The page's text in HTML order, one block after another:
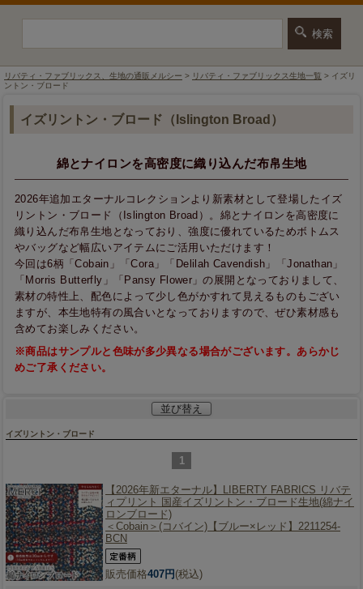
リバティ・ファブリックス、生地の通販メルシー > リバティ・ファブリックス生地一覧 > イズリ
ントン・ブロード
イズリントン・ブロード（Islington Broad）
綿とナイロンを高密度に織り込んだ布帛生地
2026年追加エターナルコレクションより新素材として登場したイズ
リントン・ブロード（Islington Broad）。綿とナイロンを高密度に
織り込んだ布帛生地となっており、強度に優れているためボトムス
やバッグなど幅広いアイテムにご活用いただけます！
今回は6柄「Cobain」「Cora」「Delilah Cavendish」「Jonathan」
「Morris Butterfly」「Pansy Flower」の展開となっておりまして、
素材の特性上、配色によって少し色がかすれて見えるものもござい
ますが、本生地特有の風合いとなっておりますので、ぜひ素材感も
含めてお楽しみください。
※商品はサンプルと色味が多少異なる場合がございます。あらかじ
めご了承ください。
並び替え
イズリントン・ブロード
1
【2026年新エターナル】 LIBERTY FABRICS リバテ
ィプリント 国産イズリントン・ブロード生地(綿ナイ
ロンブロード)
＜Cobain＞(コバイン)【ブルー×レッド】2211254-
BCN
販売価格407円(税込)